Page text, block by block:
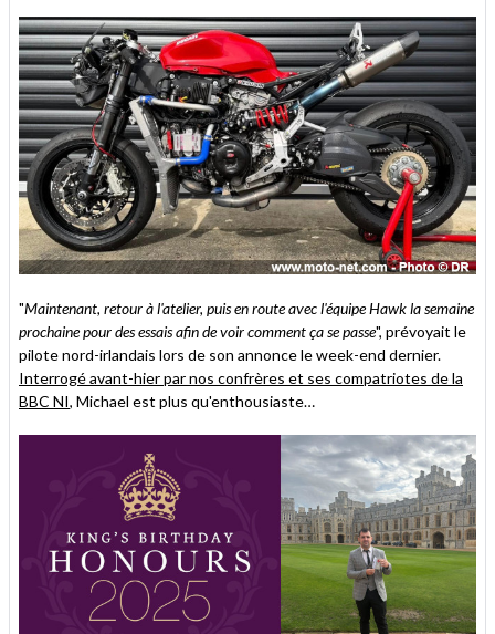
"Maintenant, retour à l'atelier, puis en route avec l'équipe Hawk la semaine
prochaine pour des essais afin de voir comment ça se passe", prévoyait le
pilote nord-irlandais lors de son annonce le week-end dernier.
Interrogé avant-hier par nos confrères et ses compatriotes de la
BBC NI, Michael est plus qu'enthousiaste…